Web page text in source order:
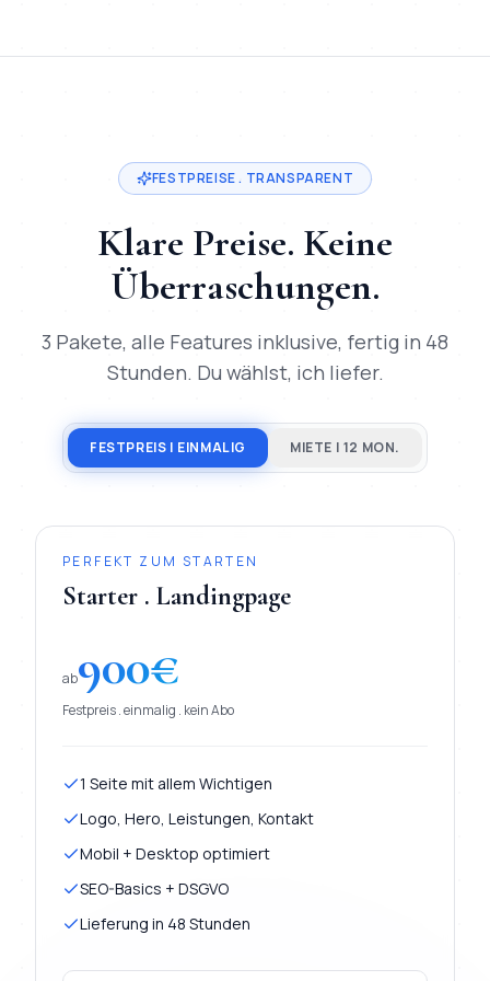
FESTPREISE . TRANSPARENT
Klare Preise. Keine
Überraschungen.
3 Pakete, alle Features inklusive, fertig in 48
Stunden. Du wählst, ich liefer.
FESTPREIS | EINMALIG MIETE | 12 MON.
PERFEKT ZUM STARTEN
Starter . Landingpage
ab900€
Festpreis . einmalig . kein Abo
1 Seite mit allem Wichtigen
Logo, Hero, Leistungen, Kontakt
Mobil + Desktop optimiert
SEO-Basics + DSGVO
Lieferung in 48 Stunden